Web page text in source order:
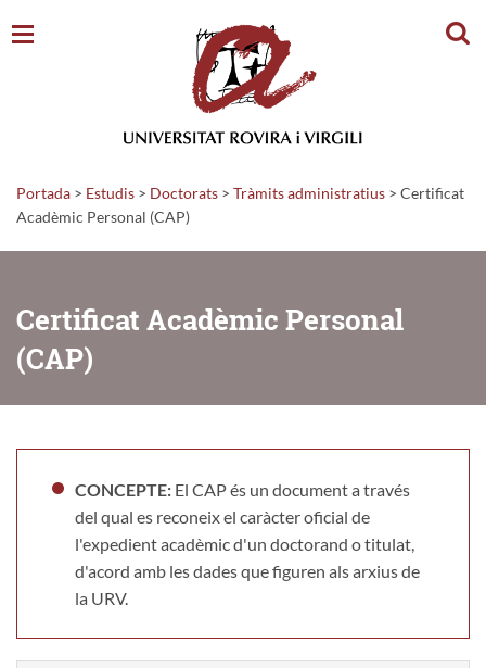
Portada > Estudis > Doctorats > Tràmits administratius > Certificat
Acadèmic Personal (CAP)
Certificat Acadèmic Personal
(CAP)
CONCEPTE: El CAP és un document a través
del qual es reconeix el caràcter oficial de
l'expedient acadèmic d'un doctorand o titulat,
d'acord amb les dades que figuren als arxius de
la URV.